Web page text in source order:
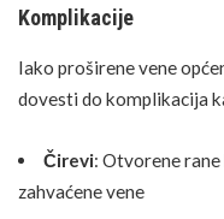
Komplikacije
Iako proširene vene
dovesti do komplikacija
Čirevi: Otvorene
zahvaćene vene